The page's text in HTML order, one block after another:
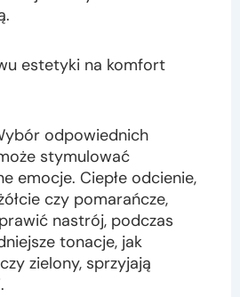
estetyki na komfort
odpowiednich
stymulować
emocje. Ciepłe odcienie,
czy pomarańcze,
nastrój, podczas
tonacje, jak
zielony, sprzyjają